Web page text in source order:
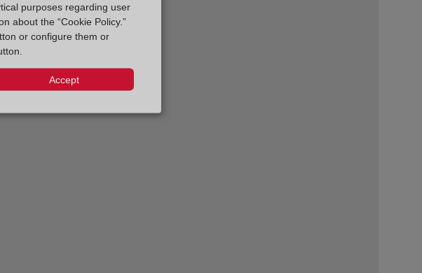
purposes regarding user
about the “Cookie Policy.”
or configure them or
Accept